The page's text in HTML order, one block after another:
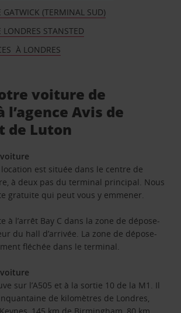
GATWICK (TERMINAL SUD)
LONDRES STANSTED
À LONDRES
voiture de
l’agence Avis de
de Luton
est située dans le centre de
à deux pas du terminal principal. Nous
gratuite qui peut vous y emmener.
à l’arrêt Bay C dans la zone de dépose-
du hall d’arrivée. La zone de dépose-
fléchée dans le terminal.
sur l’A505 et à la sortie 10 de la M1. Il
de kilomètres de Londres,